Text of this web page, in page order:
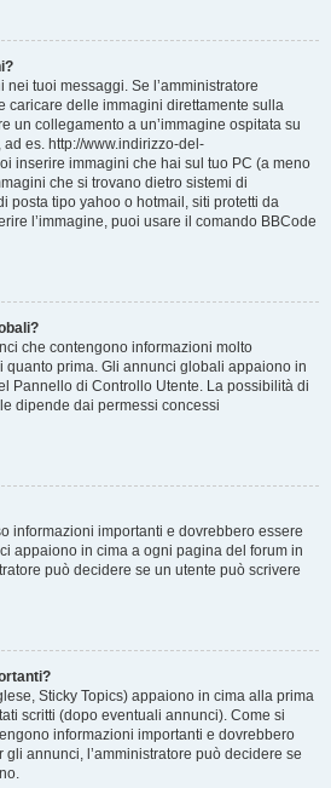
tuoi messaggi. Se l’amministratore
caricare delle immagini direttamente sulla
un collegamento a un’immagine ospitata su
es. http://www.indirizzo-del-
inserire immagini che hai sul tuo PC (a meno
che si trovano dietro sistemi di
posta tipo yahoo o hotmail, siti protetti da
l’immagine, puoi usare il comando BBCode
che contengono informazioni molto
quanto prima. Gli annunci globali appaiono in
Pannello di Controllo Utente. La possibilità di
dipende dai permessi concessi
informazioni importanti e dovrebbero essere
appaiono in cima a ogni pagina del forum in
può decidere se un utente può scrivere
Sticky Topics) appaiono in cima alla prima
scritti (dopo eventuali annunci). Come si
informazioni importanti e dovrebbero
annunci, l’amministratore può decidere se